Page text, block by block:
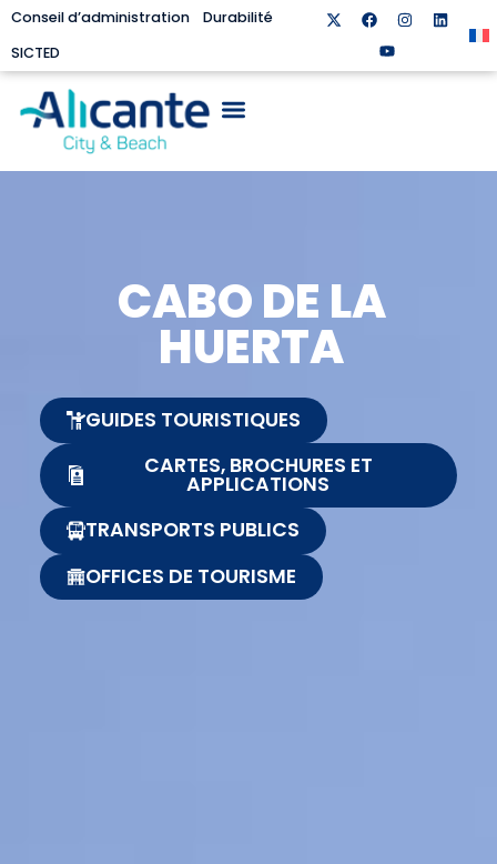
Conseil d’administration
Durabilité
SICTED
CABO DE LA
HUERTA
GUIDES TOURISTIQUES
CARTES, BROCHURES ET
APPLICATIONS
TRANSPORTS PUBLICS
OFFICES DE TOURISME